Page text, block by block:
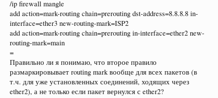
/ip firewall mangle
add action=mark-routing chain=prerouting dst-address=8.8.8.8 in-
interface=ether3 new-routing-mark=ISP2
add action=mark-routing chain=prerouting in-interface=ether2 new-
routing-mark=main
=
Правильно ли я понимаю, что второе правило
размаркировывает routing mark вообще для всех пакетов (в
т.ч. для уже установленных соединений, ходящих через
ether2), а не только если пакет вернулся с ether2?